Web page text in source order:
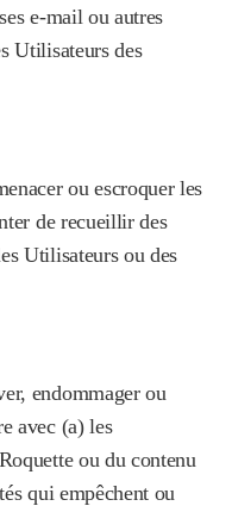
e-mail ou autres
Utilisateurs des
ou escroquer les
de recueillir des
Utilisateurs ou des
endommager ou
avec (a) les
ou du contenu
qui empêchent ou